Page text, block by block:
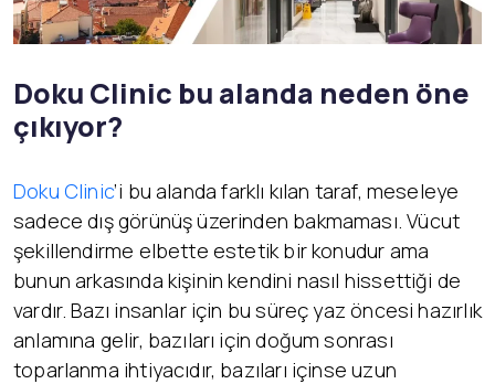
Doku Clinic bu alanda neden öne
çıkıyor?
Doku Clinic’i bu alanda farklı kılan taraf, meseleye
sadece dış görünüş üzerinden bakmaması. Vücut
şekillendirme elbette estetik bir konudur ama
bunun arkasında kişinin kendini nasıl hissettiği de
vardır. Bazı insanlar için bu süreç yaz öncesi hazırlık
anlamına gelir, bazıları için doğum sonrası
toparlanma ihtiyacıdır, bazıları içinse uzun